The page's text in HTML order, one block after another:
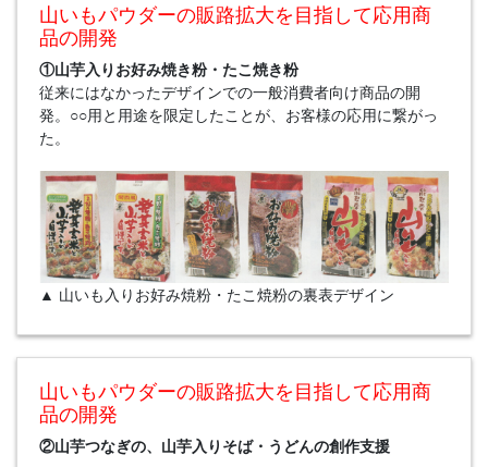
山いもパウダーの販路拡大を目指して応用商
品の開発
①山芋入りお好み焼き粉・たこ焼き粉
従来にはなかったデザインでの一般消費者向け商品の開
発。○○用と用途を限定したことが、お客様の応用に繋がっ
た。
▲ 山いも入りお好み焼粉・たこ焼粉の裏表デザイン
山いもパウダーの販路拡大を目指して応用商
品の開発
②山芋つなぎの、山芋入りそば・うどんの創作支援